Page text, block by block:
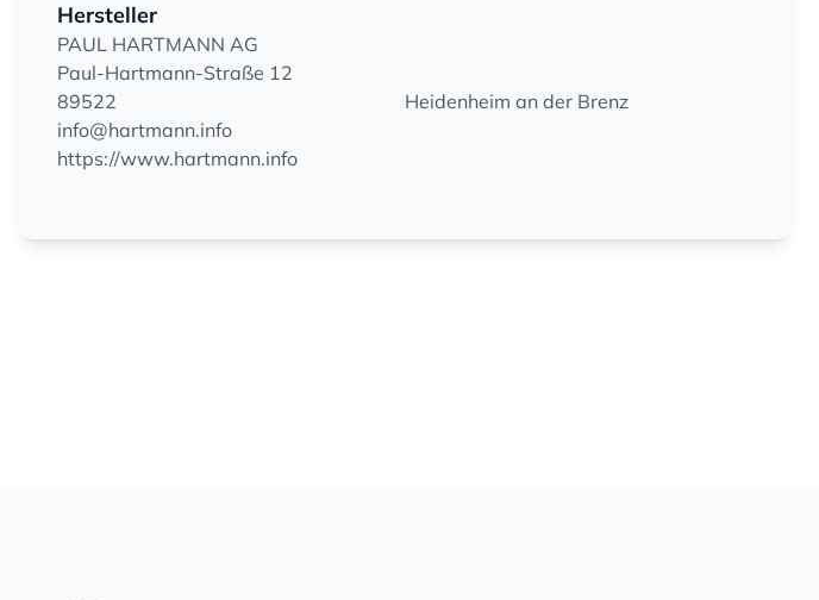
Hersteller
PAUL HARTMANN AG
Paul-Hartmann-Straße 12
89522
Heidenheim an der Brenz
info@hartmann.info
https://www.hartmann.info